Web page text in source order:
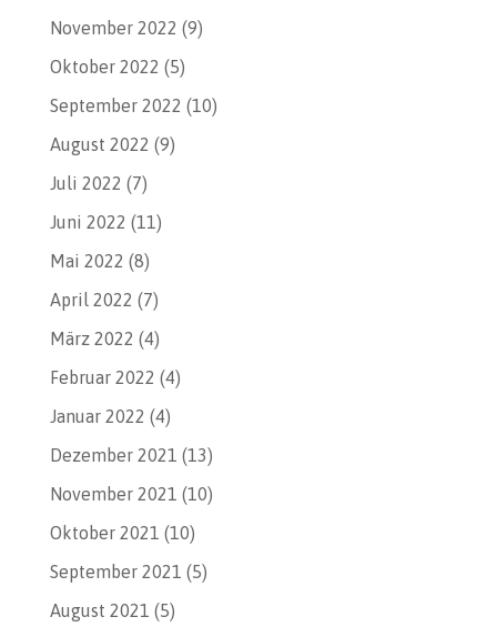
November 2022 (9)
Oktober 2022 (5)
September 2022 (10)
August 2022 (9)
Juli 2022 (7)
Juni 2022 (11)
Mai 2022 (8)
April 2022 (7)
März 2022 (4)
Februar 2022 (4)
Januar 2022 (4)
Dezember 2021 (13)
November 2021 (10)
Oktober 2021 (10)
September 2021 (5)
August 2021 (5)